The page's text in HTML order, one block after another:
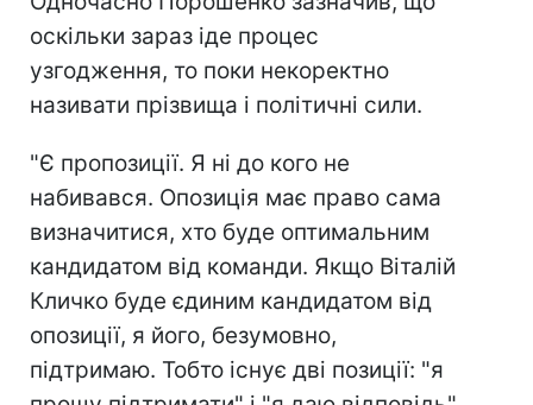
оскільки зараз іде процес
узгодження, то поки некоректно
називати прізвища і політичні сили.
"Є пропозиції. Я ні до кого не
набивався. Опозиція має право сама
визначитися, хто буде оптимальним
кандидатом від команди. Якщо Віталій
Кличко буде єдиним кандидатом від
опозиції, я його, безумовно,
підтримаю. Тобто існує дві позиції: "я